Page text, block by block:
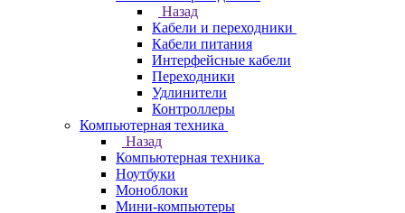
Назад
Кабели и переходники
Кабели питания
Интерфейсные кабели
Переходники
Удлинители
Контроллеры
Компьютерная техника
Назад
Компьютерная техника
Ноутбуки
Моноблоки
Мини-компьютеры